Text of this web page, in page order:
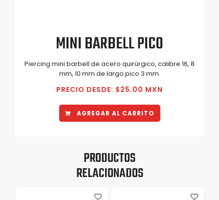
MINI BARBELL PICO
Piercing mini barbell de acero quirúrgico, calibre 16, 8
mm, 10 mm de largo pico 3 mm.
PRECIO DESDE: $25.00 MXN
AGREGAR AL CARRITO
PRODUCTOS
RELACIONADOS